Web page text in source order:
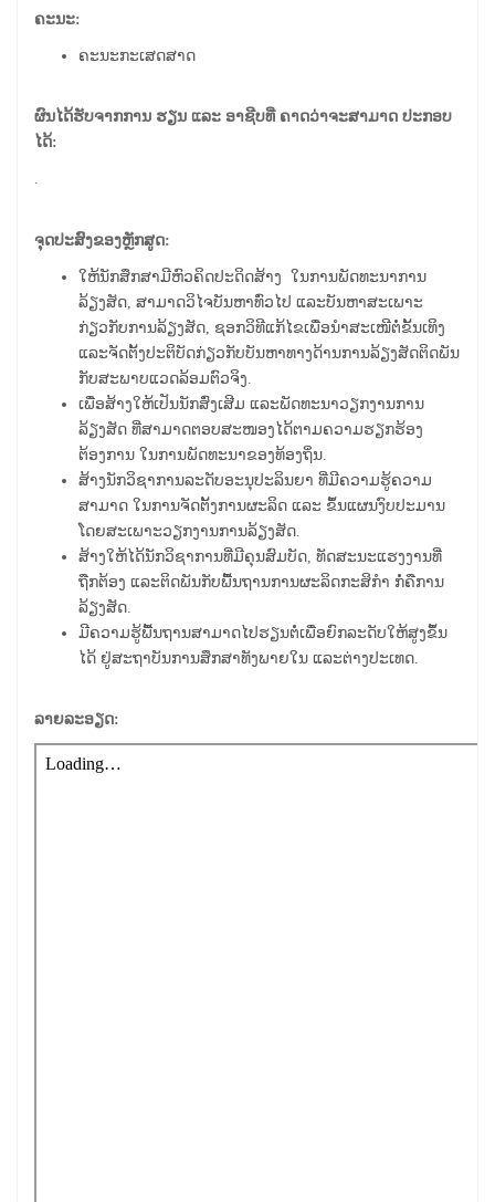
ຄະນະ:
ຄະນະກະເສດສາດ
ຜົນໄດ້ຮັບຈາກການ ຮຽນ ແລະ ອາຊີບທີ່ ຄາດວ່າຈະສາມາດ ປະກອບ
ໄດ້:
.
ຈຸດປະສົງຂອງຫຼັກສູດ:
ໃຫ້ນັກສຶກສາມີຫົວຄິດປະດິດສ້າງ ໃນການພັດທະນາການ
ລ້ຽງສັດ, ສາມາດວິໄຈບັນຫາທົ່ວໄປ ແລະບັນຫາສະເພາະ
ກ່ຽວກັບການລ້ຽງສັດ, ຊອກວິທີແກ້ໄຂເພື່ອນຳສະເໜີຕໍ່ຂັ້ນເທິງ
ແລະຈັດຕັ້ງປະຕິບັດກ່ຽວກັບບັນຫາທາງດ້ານການລ້ຽງສັດຕິດພັນ
ກັບສະພາບແວດລ້ອມຕົວຈິງ.
ເພື່ອສ້າງໃຫ້ເປັນນັກສົ່ງເສີມ ແລະພັດທະນາວຽກງານການ
ລ້ຽງສັດ ທີ່ສາມາດຕອບສະໜອງໄດ້ຕາມຄວາມຮຽກຮ້ອງ
ຕ້ອງການ ໃນການພັດທະນາຂອງທ້ອງຖິ່ນ.
ສ້າງນັກວິຊາການລະດັບອະນຸປະລິນຍາ ທີ່ມີຄວາມຮູ້ຄວາມ
ສາມາດ ໃນການຈັດຕັ້ງການຜະລິດ ແລະ ຂຶ້ນແຜນງົບປະມານ
ໂດຍສະເພາະວຽກງານການລ້ຽງສັດ.
ສ້າງໃຫ້ໄດ້ນັກວິຊາການທີ່ມີຄຸນສົມບັດ, ທັດສະນະແຮງງານທີ່
ຖືກຕ້ອງ ແລະຕິດພັນກັບພື້ນຖານການຜະລິດກະສິກຳ ກໍ່ຄືການ
ລ້ຽງສັດ.
ມີຄວາມຮູ້ພື້ນຖານສາມາດໄປຮຽນຕໍ່ເພື່ອຍົກລະດັບໃຫ້ສູງຂຶ້ນ
ໄດ້ ຢູ່ສະຖາບັນການສຶກສາທັງພາຍໃນ ແລະຕ່າງປະເທດ.
ລາຍລະອຽດ: